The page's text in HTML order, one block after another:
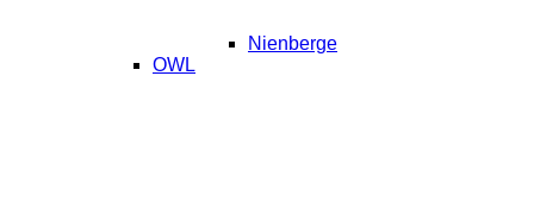
Nienberge
OWL